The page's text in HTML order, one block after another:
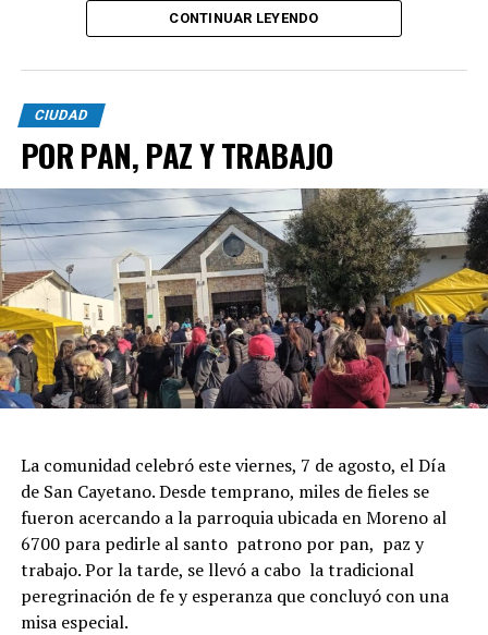
CONTINUAR LEYENDO
CIUDAD
POR PAN, PAZ Y TRABAJO
La comunidad celebró este viernes, 7 de agosto, el Día
de San Cayetano. Desde temprano, miles de fieles se
fueron acercando a la parroquia ubicada en Moreno al
6700 para pedirle al santo patrono por pan, paz y
trabajo. Por la tarde, se llevó a cabo la tradicional
peregrinación de fe y esperanza que concluyó con una
misa especial.